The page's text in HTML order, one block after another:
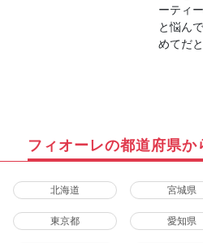
ーティ
と悩ん
めてだ
フィオーレの都道府県
北海道 宮城県
東京都 愛知県